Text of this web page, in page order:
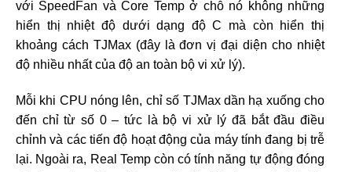
với SpeedFan và Core Temp ở chỗ nó không những
hiển thị nhiệt độ dưới dạng độ C mà còn hiển thị
khoảng cách TJMax (đây là đơn vị đại diện cho nhiệt
độ nhiều nhất của độ an toàn bộ vi xử lý).
Mỗi khi CPU nóng lên, chỉ số TJMax dần hạ xuống cho
đến chỉ từ số 0 – tức là bộ vi xử lý đã bắt đầu điều
chỉnh và các tiến độ hoạt động của máy tính đang bị trễ
lại. Ngoài ra, Real Temp còn có tính năng tự động đóng